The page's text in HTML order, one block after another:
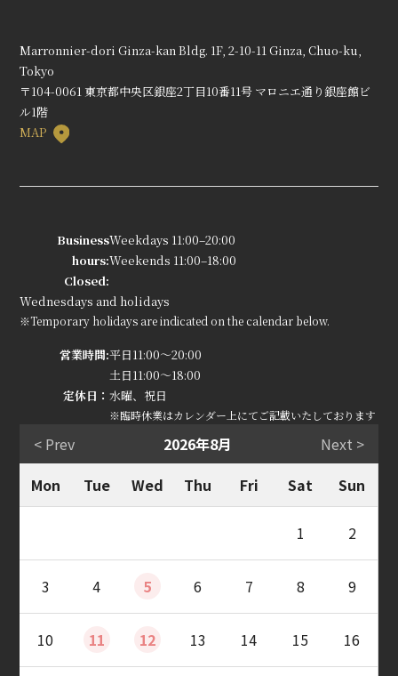
Marronnier-dori Ginza-kan Bldg. 1F, 2-10-11 Ginza, Chuo-ku,
Tokyo
〒104-0061 東京都中央区銀座2丁目10番11号 マロニエ通り銀座館ビ
ル1階
MAP
Business
hours:
Weekdays 11:00–20:00
Weekends 11:00–18:00
Closed:
Wednesdays and holidays
※Temporary holidays are indicated on the calendar below.
営業時間:平日11:00～20:00
土日11:00～18:00
定休日：水曜、祝日
※臨時休業はカレンダー上にてご記載いたしております
< Prev 2026年8月
Next >
Mon
Tue Wed Thu Fri Sat Sun
1 2
3 4 5 6 7 8 9
10 11 12 13 14 15 16